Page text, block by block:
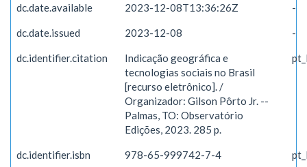
dc.date.available 2023-12-08T13:36:26Z -
dc.date.issued 2023-12-08 -
dc.identifier.citation
Indicação geográfica e
tecnologias sociais no Brasil
[recurso eletrônico]. /
Organizador: Gilson Pôrto Jr. --
Palmas, TO: Observatório
Edições, 2023. 285 p.
dc.identifier.isbn 978-65-999742-7-4